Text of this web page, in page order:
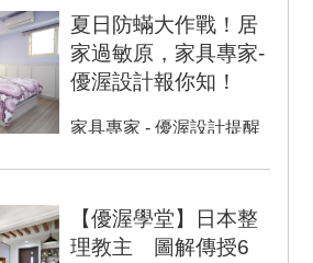
夏日防蟎大作戰！居
家過敏原，家具專家-
優渥設計報你知！
家具專家 - 優渥設計提醒
交替容易過敏，防蟎抗菌
【優渥學堂】日本整
理教主 圖解傳授6